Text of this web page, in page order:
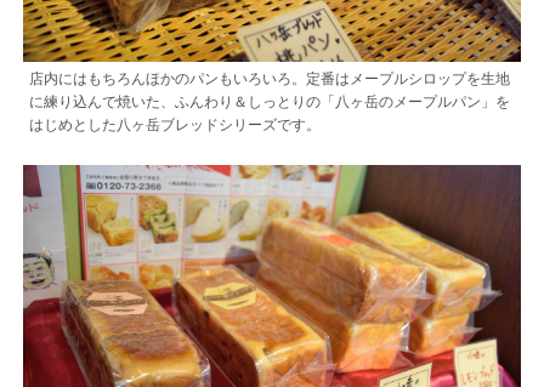
店内にはもちろんほかのパンもいろいろ。定番はメープルシロップを生地
に練り込んで焼いた、ふんわり＆しっとりの「八ヶ岳のメープルパン」を
はじめとした八ヶ岳ブレッドシリーズです。